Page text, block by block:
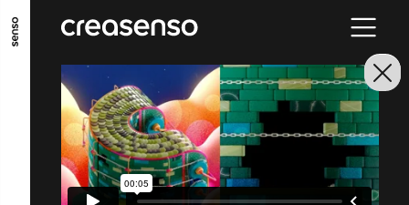
ALLER AU CONTENU PRINCIPAL
ALLER AU MENU PRINCIPAL
ALLER EN BAS DE PAGE